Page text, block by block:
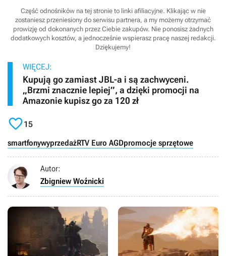
Część odnośników na tej stronie to linki afiliacyjne. Klikając w nie
zostaniesz przeniesiony do serwisu partnera, a my możemy otrzymać
prowizję od dokonanych przez Ciebie zakupów. Nie ponosisz żadnych
dodatkowych kosztów, a jednocześnie wspierasz pracę naszej redakcji.
Dziękujemy!
WIĘCEJ:
Kupują go zamiast JBL-a i są zachwyceni.
„Brzmi znacznie lepiej”, a dzięki promocji na
Amazonie kupisz go za 120 zł
15
smartfonywyprzedażRTV Euro AGDpromocje sprzętowe
Autor:
Zbigniew Woźnicki